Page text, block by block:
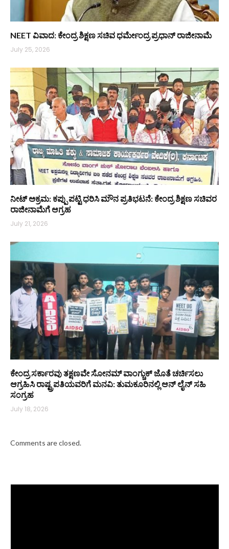
NEET ವಿವಾದ: ಕೇಂದ್ರ ಶಿಕ್ಷಣ ಸಚಿವ ಧರ್ಮೇಂದ್ರ ಪ್ರಧಾನ್ ರಾಜೀನಾಮೆ
July 25, 2026
ನೀಟ್ ಅಕ್ರಮ: ಕಪ್ಪು ಪಟ್ಟಿ ಧರಿಸಿ ಮೌನ ಪ್ರತಿಭಟನೆ: ಕೇಂದ್ರ ಶಿಕ್ಷಣ ಸಚಿವರ
ರಾಜೀನಾಮೆಗೆ ಆಗ್ರಹ
July 21, 2026
ಕೇಂದ್ರ ಸರ್ಕಾರವು ತಕ್ಷಣವೇ ಸೋನಮ್ ವಾಂಗ್ಚುಕ್ ಜೊತೆ ಚರ್ಚಿಸಲು
ಆಗ್ರಹಿಸಿ ರಾಷ್ಟ್ರಪತಿಯವರಿಗೆ ಮನವಿ: ತುಮಕೂರಿನಲ್ಲಿ ಆನ್‌ ಲೈನ್ ಸಹಿ
ಸಂಗ್ರಹ
July 18, 2026
Comments are closed.